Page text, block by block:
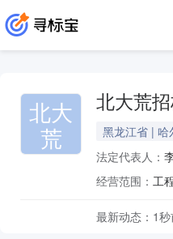
北大
荒
北大荒
黑龙江省 | 哈
法定代表人：
经营范围：
最新动态： 1